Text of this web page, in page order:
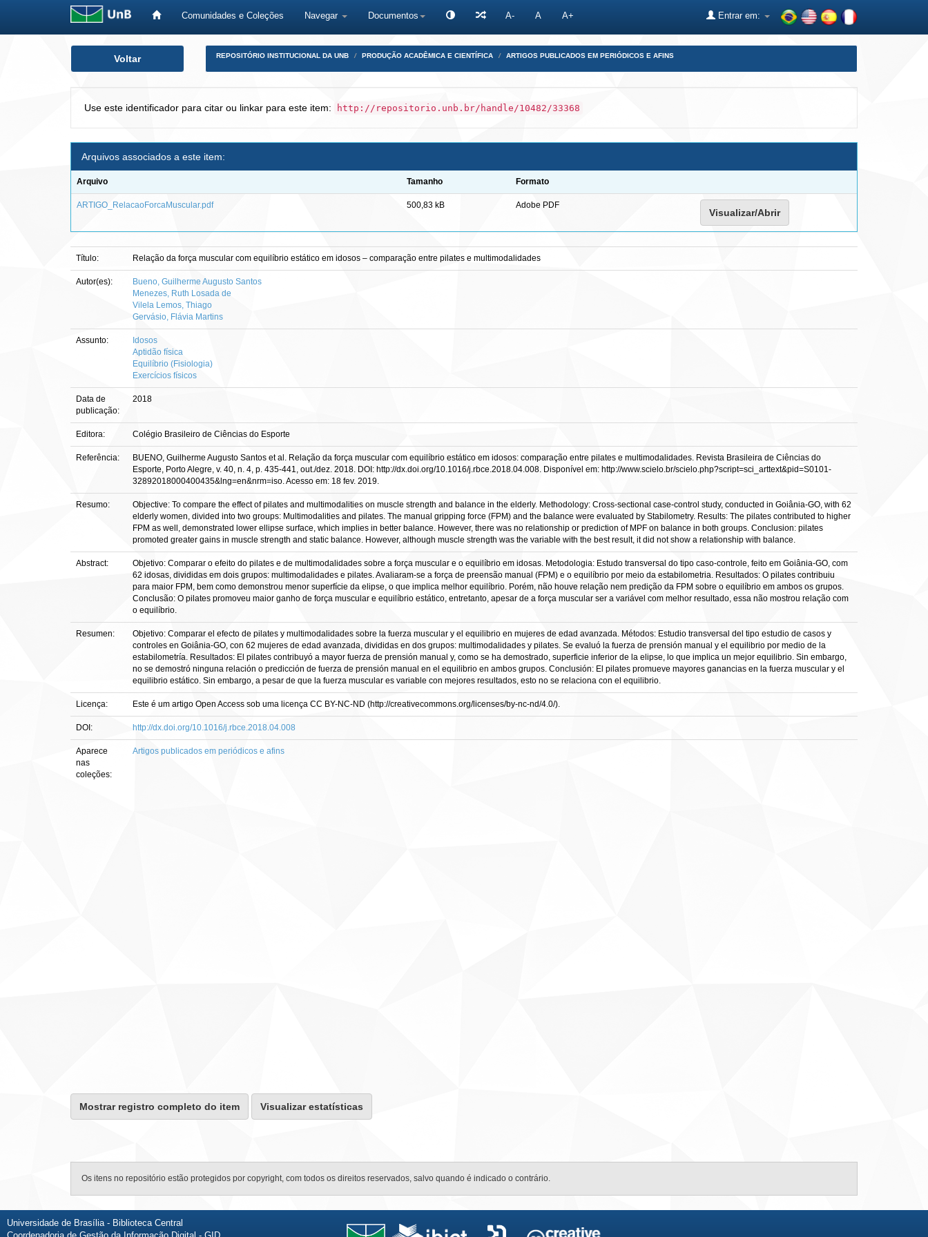
Comunidades e Coleções Navegar Documentos A- A A+ Entrar em:
Voltar REPOSITÓRIO INSTITUCIONAL DA UNB PRODUÇÃO ACADÊMICA E CIENTÍFICA ARTIGOS PUBLICADOS EM PERIÓDICOS E AFINS
Use este identificador para citar ou linkar para este item: http://repositorio.unb.br/handle/10482/33368
Arquivos associados a este item:
Arquivo Tamanho Formato
ARTIGO_RelacaoForcaMuscular.pdf 500,83 kB Adobe PDF
Visualizar/Abrir
Título: Relação da força muscular com equilíbrio estático em idosos – comparação entre pilates e multimodalidades
Autor(es):
Bueno, Guilherme Augusto Santos
Menezes, Ruth Losada de
Vilela Lemos, Thiago
Gervásio, Flávia Martins
Assunto:
Idosos
Aptidão física
Equilíbrio (Fisiologia)
Exercícios físicos
Data de
publicação:
2018
Editora: Colégio Brasileiro de Ciências do Esporte
Referência:
BUENO, Guilherme Augusto Santos et al. Relação da força muscular com equilíbrio estático em idosos: comparação entre pilates e multimodalidades. Revista Brasileira de Ciências do
Esporte, Porto Alegre, v. 40, n. 4, p. 435-441, out./dez. 2018. DOI: http://dx.doi.org/10.1016/j.rbce.2018.04.008. Disponível em: http://www.scielo.br/scielo.php?script=sci_arttext&pid=S0101-
32892018000400435&lng=en&nrm=iso. Acesso em: 18 fev. 2019.
Resumo:
Objective: To compare the effect of pilates and multimodalities on muscle strength and balance in the elderly. Methodology: Cross-sectional case-control study, conducted in Goiânia-GO, with 62
elderly women, divided into two groups: Multimodalities and pilates. The manual gripping force (FPM) and the balance were evaluated by Stabilometry. Results: The pilates contributed to higher
FPM as well, demonstrated lower ellipse surface, which implies in better balance. However, there was no relationship or prediction of MPF on balance in both groups. Conclusion: pilates
promoted greater gains in muscle strength and static balance. However, although muscle strength was the variable with the best result, it did not show a relationship with balance.
Abstract:
Objetivo: Comparar o efeito do pilates e de multimodalidades sobre a força muscular e o equilíbrio em idosas. Metodologia: Estudo transversal do tipo caso-controle, feito em Goiânia-GO, com
62 idosas, divididas em dois grupos: multimodalidades e pilates. Avaliaram-se a força de preensão manual (FPM) e o equilíbrio por meio da estabilometria. Resultados: O pilates contribuiu
para maior FPM, bem como demonstrou menor superfície da elipse, o que implica melhor equilíbrio. Porém, não houve relação nem predição da FPM sobre o equilíbrio em ambos os grupos.
Conclusão: O pilates promoveu maior ganho de força muscular e equilíbrio estático, entretanto, apesar de a força muscular ser a variável com melhor resultado, essa não mostrou relação com
o equilíbrio.
Resumen:
Objetivo: Comparar el efecto de pilates y multimodalidades sobre la fuerza muscular y el equilibrio en mujeres de edad avanzada. Métodos: Estudio transversal del tipo estudio de casos y
controles en Goiânia-GO, con 62 mujeres de edad avanzada, divididas en dos grupos: multimodalidades y pilates. Se evaluó la fuerza de prensión manual y el equilibrio por medio de la
estabilometría. Resultados: El pilates contribuyó a mayor fuerza de prensión manual y, como se ha demostrado, superficie inferior de la elipse, lo que implica un mejor equilibrio. Sin embargo,
no se demostró ninguna relación o predicción de fuerza de prensión manual en el equilibrio en ambos grupos. Conclusión: El pilates promueve mayores ganancias en la fuerza muscular y el
equilibrio estático. Sin embargo, a pesar de que la fuerza muscular es variable con mejores resultados, esto no se relaciona con el equilibrio.
Licença: Este é um artigo Open Access sob uma licença CC BY-NC-ND (http://creativecommons.org/licenses/by-nc-nd/4.0/).
DOI: http://dx.doi.org/10.1016/j.rbce.2018.04.008
Aparece
nas
coleções:
Artigos publicados em periódicos e afins
Mostrar registro completo do item Visualizar estatísticas
Os itens no repositório estão protegidos por copyright, com todos os direitos reservados, salvo quando é indicado o contrário.
Universidade de Brasília - Biblioteca Central